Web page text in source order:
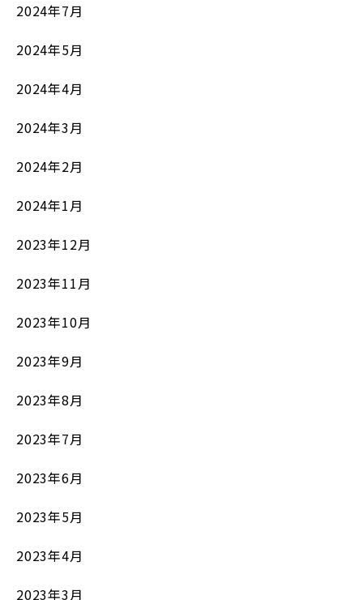
2024年7月
2024年5月
2024年4月
2024年3月
2024年2月
2024年1月
2023年12月
2023年11月
2023年10月
2023年9月
2023年8月
2023年7月
2023年6月
2023年5月
2023年4月
2023年3月